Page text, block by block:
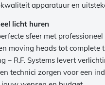
apparatuur en
licht huren
sfeer met
moving heads tot complete
– R.F. Systems levert
technici zorgen voor een